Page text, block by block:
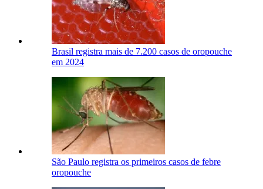
Brasil registra mais de 7.200 casos de oropouche
em 2024
São Paulo registra os primeiros casos de febre
oropouche